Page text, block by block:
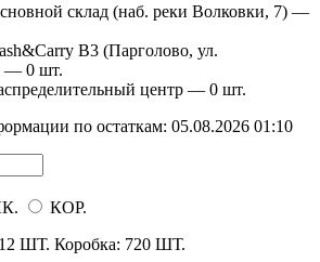
склад (наб. реки Волковки, 7) —
B3 (Парголово, ул.
— 0 шт.
центр — 0 шт.
по остаткам: 05.08.2026 01:10
КОР.
ШТ. Коробка: 720 ШТ.